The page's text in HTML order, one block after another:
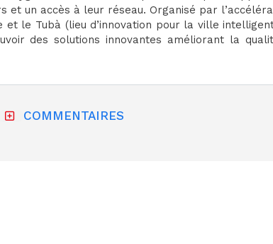
et un accès à leur réseau. Organisé par
et le Tubà (lieu d’innovation pour la ville
des solutions innovantes améliorant la
COMMENTAIRES